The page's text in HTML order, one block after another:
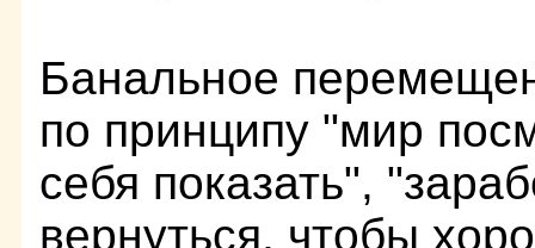
Банальное
по принципу "мир
себя показать",
вернуться, чтобы